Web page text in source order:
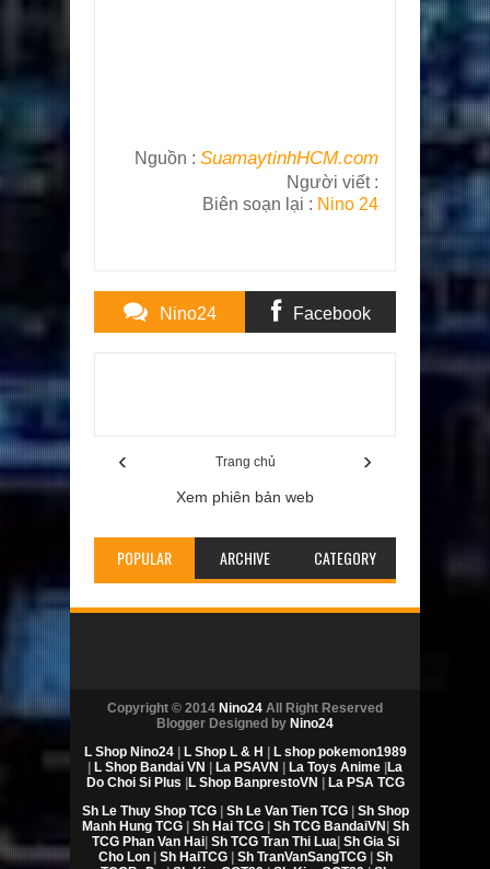
Nguồn : SuamaytinhHCM.com
Người viết :
Biên soạn lại : Nino 24
Nino24 Facebook
‹ ›
Trang chủ
Xem phiên bản web
POPULAR ARCHIVE CATEGORY
Copyright © 2014 Nino24 All Right Reserved
Blogger Designed by Nino24
L Shop Nino24| L Shop L & H
L shop pokemon1989
L Shop Bandai VN La PSAVN La Toys Anime La
Do Choi Si Plus
L Shop BanprestoVN
La PSA TCG
Sh Le Thuy Shop TCG| Sh Le Van Tien TCG| Sh Shop
Manh Hung TCG| Sh Hai TCG| Sh TCG BandaiVN Sh
TCG Phan Van Hai| Sh TCG Tran Thi Lua| Sh Gia Si
Cho Lon| Sh HaiTCG| Sh TranVanSangTCG| Sh